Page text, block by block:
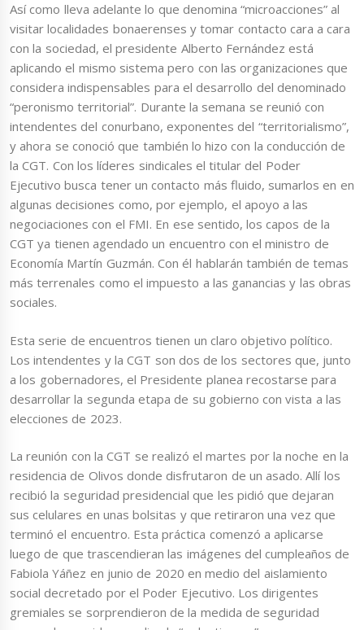
Así como lleva adelante lo que denomina “microacciones” al
visitar localidades bonaerenses y tomar contacto cara a cara
con la sociedad, el presidente Alberto Fernández está
aplicando el mismo sistema pero con las organizaciones que
considera indispensables para el desarrollo del denominado
“peronismo territorial”. Durante la semana se reunió con
intendentes del conurbano, exponentes del “territorialismo”,
y ahora se conoció que también lo hizo con la conducción de
la CGT. Con los líderes sindicales el titular del Poder
Ejecutivo busca tener un contacto más fluido, sumarlos en en
algunas decisiones como, por ejemplo, el apoyo a las
negociaciones con el FMI. En ese sentido, los capos de la
CGT ya tienen agendado un encuentro con el ministro de
Economía Martín Guzmán. Con él hablarán también de temas
más terrenales como el impuesto a las ganancias y las obras
sociales.
Esta serie de encuentros tienen un claro objetivo político.
Los intendentes y la CGT son dos de los sectores que, junto
a los gobernadores, el Presidente planea recostarse para
desarrollar la segunda etapa de su gobierno con vista a las
elecciones de 2023.
La reunión con la CGT se realizó el martes por la noche en la
residencia de Olivos donde disfrutaron de un asado. Allí los
recibió la seguridad presidencial que les pidió que dejaran
sus celulares en unas bolsitas y que retiraron una vez que
terminó el encuentro. Esta práctica comenzó a aplicarse
luego de que trascendieran las imágenes del cumpleaños de
Fabiola Yáñez en junio de 2020 en medio del aislamiento
social decretado por el Poder Ejecutivo. Los dirigentes
gremiales se sorprendieron de la medida de seguridad